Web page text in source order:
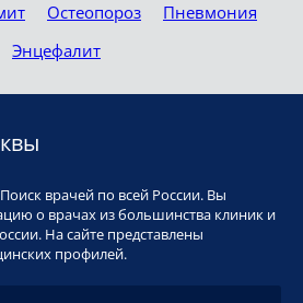
Остеопороз
Пневмония
Энцефалит
врачей по всей России. Вы
о врачах из большинства клиник и
На сайте представлены
профилей.